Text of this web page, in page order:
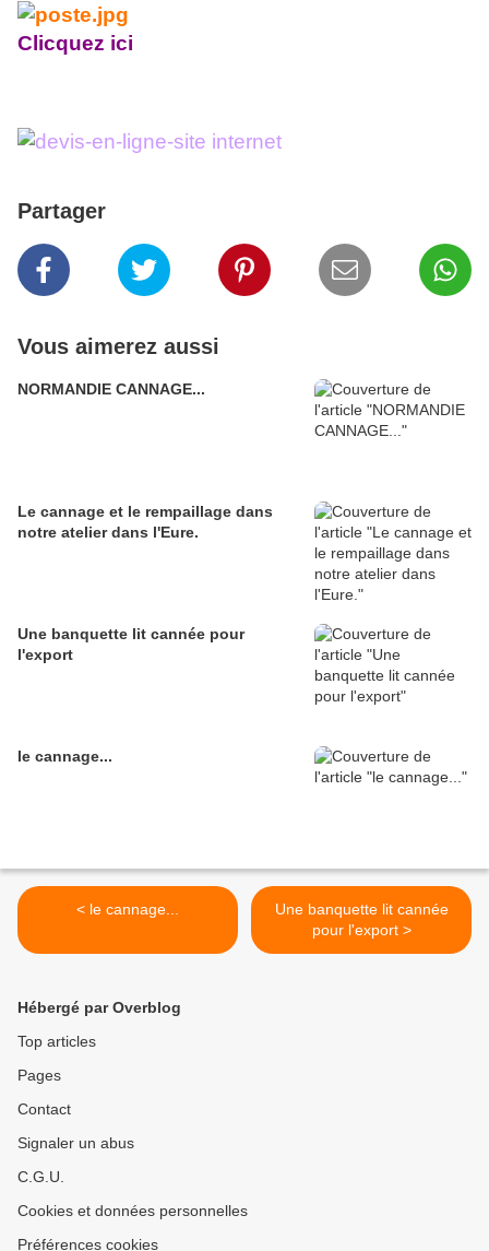
Clicquez ici
Partager
Vous aimerez aussi
NORMANDIE CANNAGE...
Le cannage et le rempaillage dans
notre atelier dans l'Eure.
Une banquette lit cannée pour
l'export
le cannage...
< le cannage...
Une banquette lit cannée
pour l'export >
Hébergé par Overblog
Top articles
Pages
Contact
Signaler un abus
C.G.U.
Cookies et données personnelles
Préférences cookies